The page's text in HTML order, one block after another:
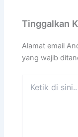
Tinggalkan
Alamat email
yang wajib